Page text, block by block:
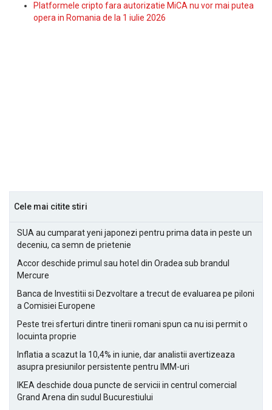
Platformele cripto fara autorizatie MiCA nu vor mai putea
opera in Romania de la 1 iulie 2026
Cele mai citite stiri
SUA au cumparat yeni japonezi pentru prima data in peste un
deceniu, ca semn de prietenie
Accor deschide primul sau hotel din Oradea sub brandul
Mercure
Banca de Investitii si Dezvoltare a trecut de evaluarea pe piloni
a Comisiei Europene
Peste trei sferturi dintre tinerii romani spun ca nu isi permit o
locuinta proprie
Inflatia a scazut la 10,4% in iunie, dar analistii avertizeaza
asupra presiunilor persistente pentru IMM-uri
IKEA deschide doua puncte de servicii in centrul comercial
Grand Arena din sudul Bucurestiului